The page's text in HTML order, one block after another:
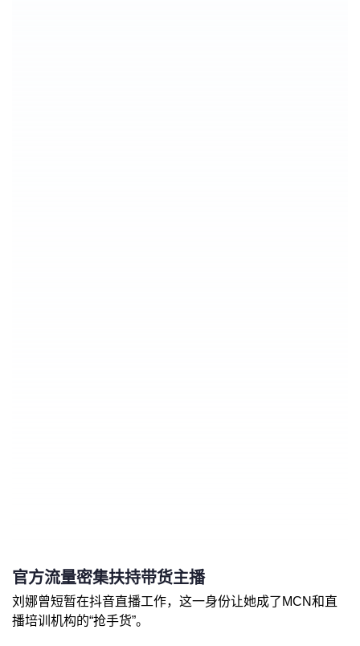
官方流量密集扶持带货主播
刘娜曾短暂在抖音直播工作，这一身份让她成了MCN和直
播培训机构的“抢手货”。